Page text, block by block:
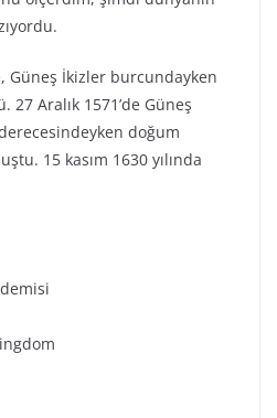
Güneş İkizler burcundayken
Aralık 1571’de Güneş
doğum
15 kasım 1630 yılında